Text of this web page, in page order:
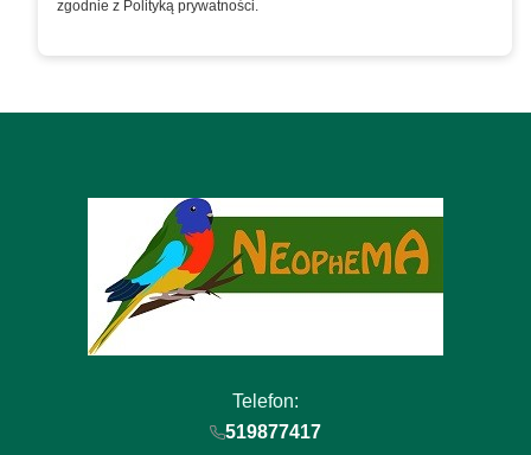
zgodnie z Polityką prywatności.
Telefon:
519877417